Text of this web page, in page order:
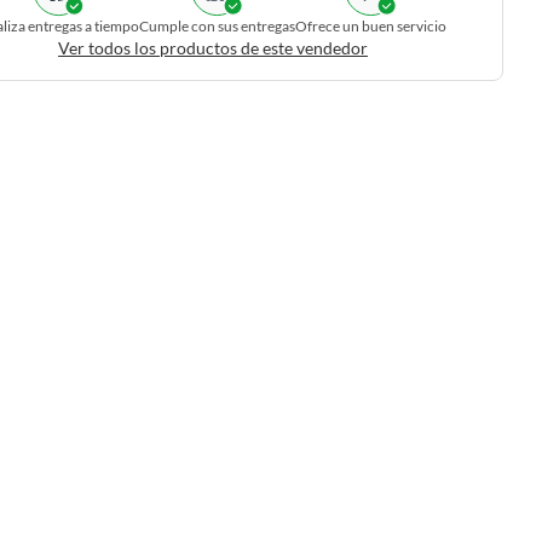
entregas a tiempoCumple con sus entregasOfrece un buen servicio
Ver todos los productos de este vendedor